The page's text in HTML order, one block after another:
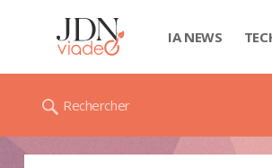
IA NEWS
Rechercher